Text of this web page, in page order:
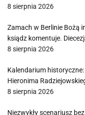
8 sierpnia 2026
Zamach w Berlinie Bożą
ksiądz komentuje.
8 sierpnia 2026
Kalendarium
Hieronima
8 sierpnia 2026
Niezwykły scenariusz